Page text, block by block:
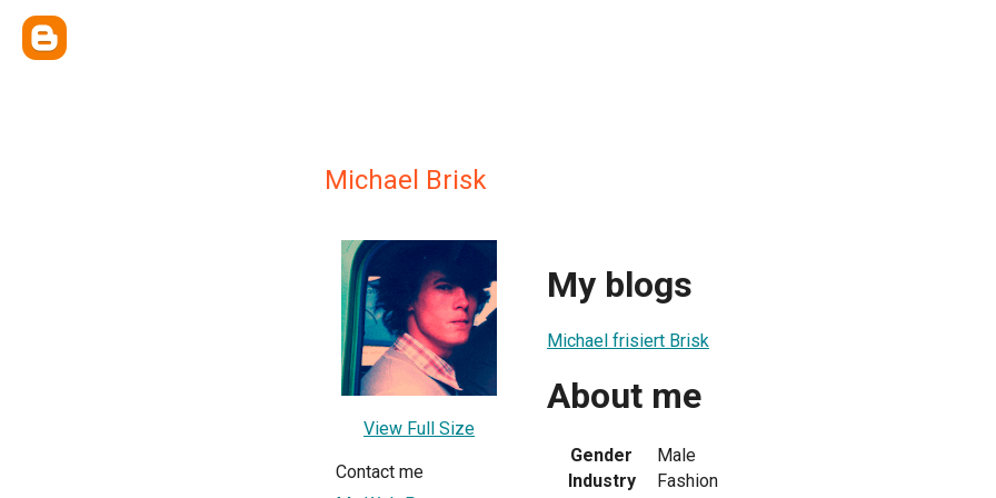
Michael Brisk
View Full Size
Contact me
My blogs
Michael frisiert Brisk
About me
Gender
Male
Industry
Fashion